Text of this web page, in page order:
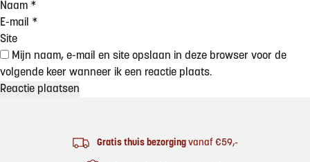
Naam *
E-mail *
Site
Mijn naam, e-mail en site opslaan in deze browser voor de
volgende keer wanneer ik een reactie plaats.
Gratis thuis bezorgingvanaf €59,-